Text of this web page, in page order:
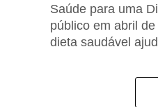
Saúde para uma
público em abril
dieta saudável